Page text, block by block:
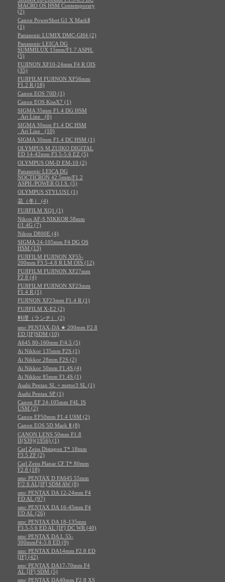
MACRO OS HSM Contemporary
(2)
Canon PowerShot G1 X MarkⅡ
(1)
Panasonic LUMIX DMC-GH4 (2)
Panasonic LEICA DG
SUMMILUX 15mm/F1.7 ASPH.
(5)
FUJINON XF10-24mm F4 R OIS
(35)
FUJIFILM FUJINON XF56mm
F1.2 R (18)
Canon EOS 70D (1)
Canon EOS KissX7 (1)
SIGMA 35mm F1.4 DG HSM
_Art Line_ (8)
SIGMA 30mm F1.4 DC HSM
_Art Line_ (10)
SIGMA 30mm F1.4 DC HSM (1)
OLYMPUS M.ZUIKO DIGITAL
ED 14-42mm F3.5-5.6 EZ (5)
OLYMPUS OM-D EM-10 (2)
Panasonic LEICA DG
NOCTICRON 42.5mm/F1.2
ASPH./POWER O.I.S. (5)
OLYMPUS STYLUS1 (1)
花（冬） (4)
FUJIFILM XQ1 (1)
Nikon AF-S NIKKOR 58mm
f/1.4G (7)
Nikon D800E (4)
SIGMA 24-105mm F4 DG OS
HSM (13)
FUJIFILM FUJINON XF55-
200mm F3.5-4.8 R LM OIS (12)
FUJIFILM FUJINON XF27mm
F2.8 (4)
FUJIFILM FUJINON XF23mm
F1.4 R (1)
FUJINON XF23mm F1.4 R (1)
FUJIFILM X-E2 (2)
料理（ランチ） (2)
smc PENTAX-DA ★ 200mm F2.8
ED [IF]SDM (10)
A645 80-160mm F/4.5 (5)
Ai Nikkor 135mm F2S (1)
Ai Nikkor 28mm F2S (2)
Ai Nikkor 50mm F1.4S (4)
Ai Nikkor 85mm F1.4S (1)
Asahi Pentax SL + metor3 SL (1)
Asahi Pentax SP (1)
Canon EF 24-105mm F4L IS
USM (2)
Canon EF50mm F1.4 USM (2)
Canon EOS 5D Mark Ⅱ (8)
CANON LENS 50mm F1.8
II(S39)(1956) (1)
Carl Zeiss Distagon T* 18mm
F3.5 ZF (2)
Carl Zeiss Planar CF T* 80mm
F2.8 (18)
smc PENTAX D FA645 55mm
F/2.8 AL[IF] SDM AW (8)
smc PENTAX DA 12-24mm F4
ED AL (97)
smc PENTAX DA 16-45mm F4
ED AL (26)
smc PENTAX DA 18-135mm
F3.5-5.6 ED AL [IF] DC WR (40)
smc PENTAX DA L 55-
300mmF4-5.8 ED (9)
smc PENTAX DA14mm F2.8 ED
[IF] (42)
smc PENTAX DA17-70mm F4
AL [IF] SDM (5)
smc PENTAX DA40mm F2.8 XS